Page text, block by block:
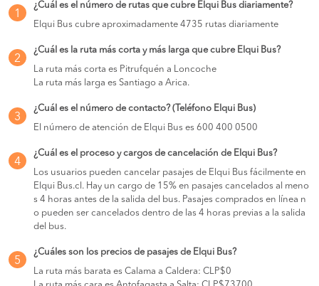
1
¿Cuál es el número de rutas que cubre Elqui Bus diariamente?
Elqui Bus cubre aproximadamente 4735 rutas diariamente
2
¿Cuál es la ruta más corta y más larga que cubre Elqui Bus?
La ruta más corta es Pitrufquén a Loncoche
La ruta más larga es Santiago a Arica.
3
¿Cuál es el número de contacto? (Teléfono Elqui Bus)
El número de atención de Elqui Bus es 600 400 0500
4
¿Cuál es el proceso y cargos de cancelación de Elqui Bus?
Los usuarios pueden cancelar pasajes de Elqui Bus fácilmente en
Elqui Bus.cl. Hay un cargo de 15% en pasajes cancelados al meno
s 4 horas antes de la salida del bus. Pasajes comprados en línea n
o pueden ser cancelados dentro de las 4 horas previas a la salida
del bus.
5
¿Cuáles son los precios de pasajes de Elqui Bus?
La ruta más barata es Calama a Caldera: CLP$0